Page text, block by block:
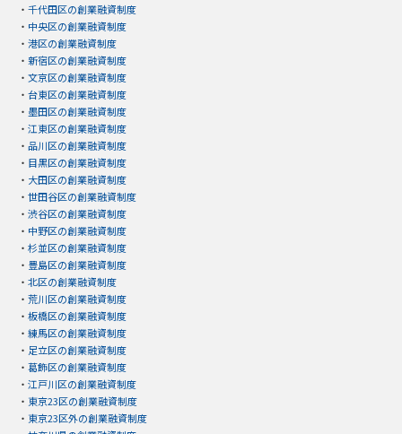
・ 千代田区の創業融資制度
・ 中央区の創業融資制度
・ 港区の創業融資制度
・ 新宿区の創業融資制度
・ 文京区の創業融資制度
・ 台東区の創業融資制度
・ 墨田区の創業融資制度
・ 江東区の創業融資制度
・ 品川区の創業融資制度
・ 目黒区の創業融資制度
・ 大田区の創業融資制度
・ 世田谷区の創業融資制度
・ 渋谷区の創業融資制度
・ 中野区の創業融資制度
・ 杉並区の創業融資制度
・ 豊島区の創業融資制度
・ 北区の創業融資制度
・ 荒川区の創業融資制度
・ 板橋区の創業融資制度
・ 練馬区の創業融資制度
・ 足立区の創業融資制度
・ 葛飾区の創業融資制度
・ 江戸川区の創業融資制度
・ 東京23区の創業融資制度
・ 東京23区外の創業融資制度